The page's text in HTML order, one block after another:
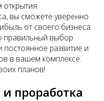
открытия
вы сможете уверенно
от своего бизнеса.
правильный выбор
постоянное развитие и
в вашем комплексе.
планов!
проработка